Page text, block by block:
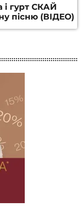
і гурт СКАЙ
пісню (ВІДЕО)